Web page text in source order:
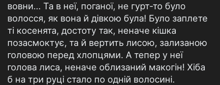
вовни... Та в неї, поганої, не гурт-то було
волосся, як вона й дівкою була! Було заплете
ті косенята, достоту так, неначе кішка
позасмоктує, та й вертить лисою, зализаною
головою перед хлопцями. А тепер у неї
голова лиса, неначе облизаний макогін! Хіба
б на три руці стало по одній волосині.